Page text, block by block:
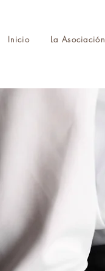
Inicio La Asociación